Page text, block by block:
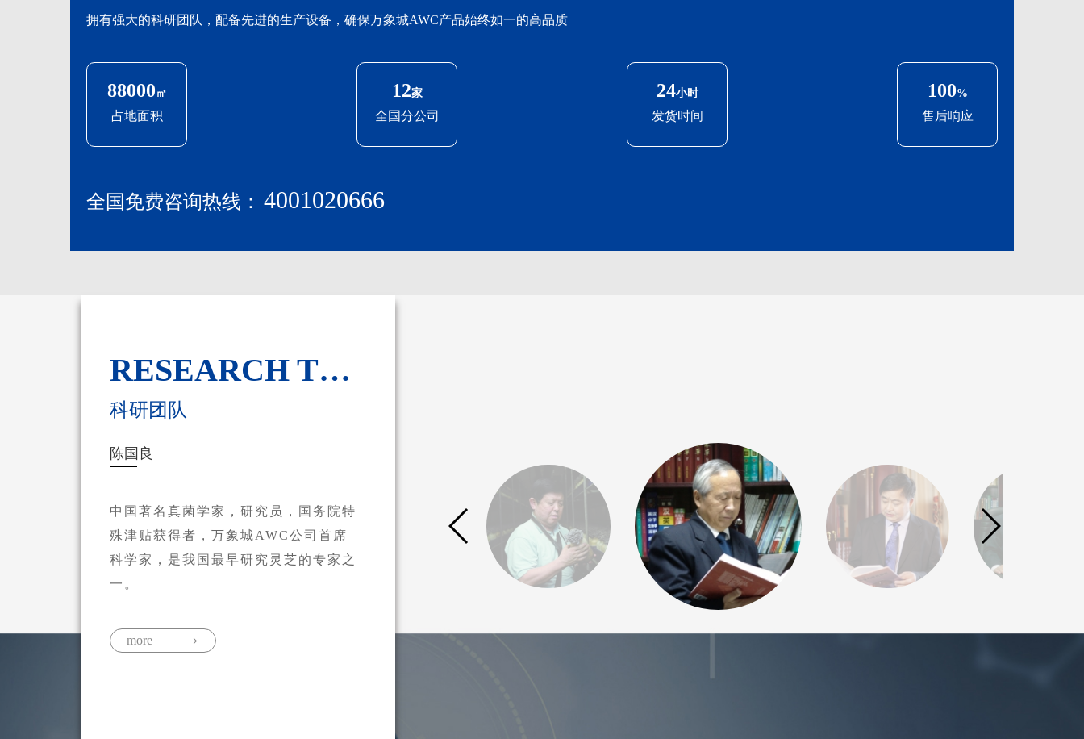
拥有强大的科研团队，配备先进的生产设备，确保万象城AWC产品始终如一的高品质
88000 ㎡
占地面积
12家
全国分公司
24小时
发货时间
100%
售后响应
全国免费咨询热线： 4001020666
RESEARCH TEAM
科研团队
李玉
RESEARCH TEAM
科研团队
陈国良
中国著名真菌学家，研究员，国务院特
殊津贴获得者，万象城AWC公司首席
科学家，是我国最早研究灵芝的专家之
一。
more
RESEARCH TEAM
科研团队
陈惠
RESEARCH TEAM
科研团队
卯晓岚
RESEARCH TEAM
科研团队
卜华祥
RESEARCH TEAM
科研团队
姚一建
RESEARCH TEAM
科研团队
车永胜
RESEARCH TEAM
科研团队
郁小兵
RESEARCH TEAM
科研团队
徐济良
RESEARCH TEAM
科研团队
王听申
RESEARCH TEAM
科研团队
吴伟杰